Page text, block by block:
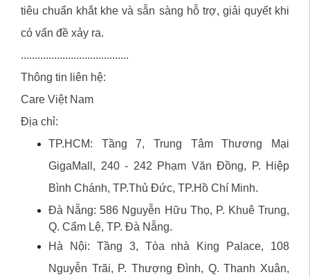
tiêu chuẩn khắt khe và sẵn sàng hỗ trợ, giải quyết khi
có vấn đề xảy ra.
.......................................
Thông tin liên hệ:
Care Việt Nam
Địa chỉ:
TP.HCM: Tầng 7, Trung Tâm Thương Mại
GigaMall, 240 - 242 Phạm Văn Đồng, P. Hiệp
Bình Chánh, TP.Thủ Đức, TP.Hồ Chí Minh.
Đà Nẵng: 586 Nguyễn Hữu Thọ, P. Khuê Trung,
Q. Cẩm Lệ, TP. Đà Nẵng.
Hà Nội: Tầng 3, Tòa nhà King Palace, 108
Nguyễn Trãi, P. Thượng Đình, Q. Thanh Xuân,